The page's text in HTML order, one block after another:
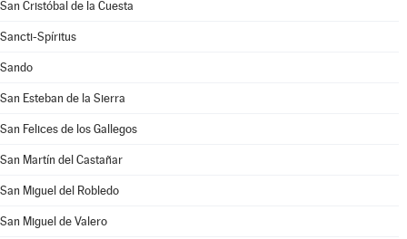
San Cristóbal de la Cuesta
Sancti-Spíritus
Sando
San Esteban de la Sierra
San Felices de los Gallegos
San Martín del Castañar
San Miguel del Robledo
San Miguel de Valero